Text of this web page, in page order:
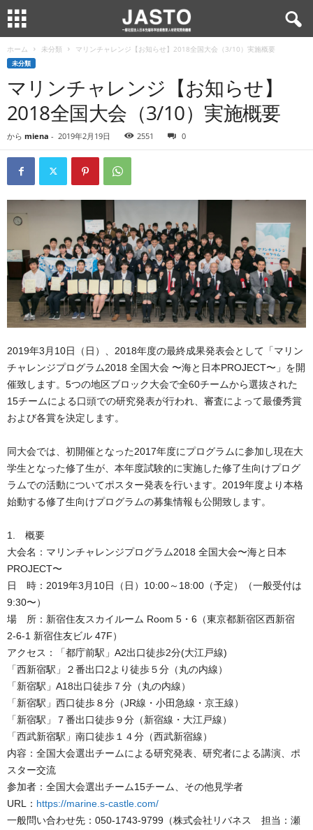
ホーム 未分類 マリンチャレンジ【お知らせ】2018全国大会（3/10）実施概要
未分類
マリンチャレンジ【お知らせ】
2018全国大会（3/10）実施概要
から miena - 2019年2月19日 2551 0
2019年3月10日（日）、2018年度の最終成果発表会として「マリン
チャレンジプログラム2018 全国大会 〜海と日本PROJECT〜」を開
催致します。5つの地区ブロック大会で全60チームから選抜された
15チームによる口頭での研究発表が行われ、審査によって最優秀賞
および各賞を決定します。
同大会では、初開催となった2017年度にプログラムに参加し現在大
学生となった修了生が、本年度試験的に実施した修了生向けプログ
ラムでの活動についてポスター発表を行います。2019年度より本格
始動する修了生向けプログラムの募集情報も公開致します。
1. 概要
大会名：マリンチャレンジプログラム2018 全国大会〜海と日本
PROJECT〜
日 時：2019年3月10日（日）10:00～18:00（予定）（一般受付は
9:30〜）
場 所：新宿住友スカイルーム Room 5・6（東京都新宿区西新宿
2-6-1 新宿住友ビル 47F）
アクセス：「都庁前駅」A2出口徒歩2分(大江戸線)
「西新宿駅」２番出口2より徒歩５分（丸の内線）
「新宿駅」A18出口徒歩７分（丸の内線）
「新宿駅」西口徒歩８分（JR線・小田急線・京王線）
「新宿駅」７番出口徒歩９分（新宿線・大江戸線）
「西武新宿駅」南口徒歩１４分（西武新宿線）
内容：全国大会選出チームによる研究発表、研究者による講演、ポ
スター交流
参加者：全国大会選出チーム15チーム、その他見学者
URL： https://marine.s-castle.com/
一般問い合わせ先：050-1743-9799（株式会社リバネス 担当：瀬